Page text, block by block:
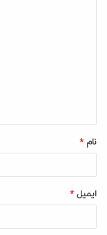
*
نام *
ایمیل *